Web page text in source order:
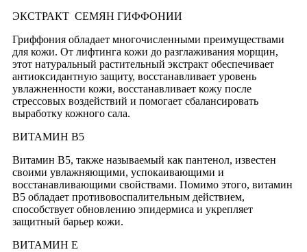
ЭКСТРАКТ СЕМЯН ГИФФОНИИ
Гриффония обладает многочисленными преимуществами
для кожи. От лифтинга кожи до разглаживания морщин,
этот натуральный растительный экстракт обеспечивает
антиоксидантную защиту, восстанавливает уровень
увлажненности кожи, восстанавливает кожу после
стрессовых воздействий и помогает сбалансировать
выработку кожного сала.
ВИТАМИН В5
Витамин B5, также называемый как пантенол, известен
своими увлажняющими, успокаивающими и
восстанавливающими свойствами. Помимо этого, витамин
B5 обладает противовоспалительным действием,
способствует обновлению эпидермиса и укрепляет
защитный барьер кожи.
ВИТАМИН Е